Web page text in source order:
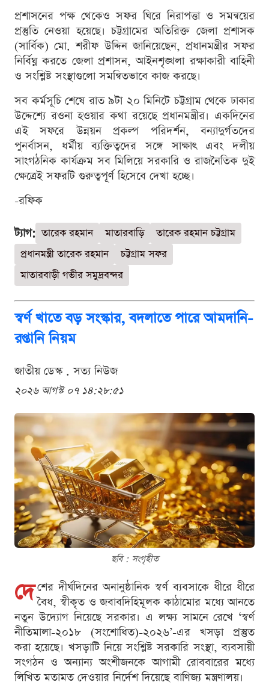
প্রশাসনের পক্ষ থেকেও সফর ঘিরে নিরাপত্তা ও সমন্বয়ের
প্রস্তুতি নেওয়া হয়েছে। চট্টগ্রামের অতিরিক্ত জেলা প্রশাসক
(সার্বিক) মো. শরীফ উদ্দিন জানিয়েছেন, প্রধানমন্ত্রীর সফর
নির্বিঘ্ন করতে জেলা প্রশাসন, আইনশৃঙ্খলা রক্ষাকারী বাহিনী
ও সংশ্লিষ্ট সংস্থাগুলো সমন্বিতভাবে কাজ করছে।
সব কর্মসূচি শেষে রাত ৯টা ২০ মিনিটে চট্টগ্রাম থেকে ঢাকার
উদ্দেশ্যে রওনা হওয়ার কথা রয়েছে প্রধানমন্ত্রীর। একদিনের
এই সফরে উন্নয়ন প্রকল্প পরিদর্শন, বন্যাদুর্গতদের
পুনর্বাসন, ধর্মীয় ব্যক্তিত্বদের সঙ্গে সাক্ষাৎ এবং দলীয়
সাংগঠনিক কার্যক্রম সব মিলিয়ে সরকারি ও রাজনৈতিক দুই
ক্ষেত্রেই সফরটি গুরুত্বপূর্ণ হিসেবে দেখা হচ্ছে।
-রফিক
ট্যাগ: তারেক রহমান মাতারবাড়ি
তারেক রহমান চট্টগ্রাম
প্রধানমন্ত্রী তারেক রহমান
চট্টগ্রাম সফর
মাতারবাড়ী গভীর সমুদ্রবন্দর
স্বর্ণ খাতে বড় সংস্কার, বদলাতে পারে আমদানি-
রপ্তানি নিয়ম
জাতীয় ডেস্ক . সত্য নিউজ
২০২৬ আগস্ট ০৭ ১৪:২৮:৫১
ছবি : সংগৃহীত
দে শের দীর্ঘদিনের অনানুষ্ঠানিক স্বর্ণ ব্যবসাকে ধীরে ধীরে
বৈধ, স্বীকৃত ও জবাবদিহিমূলক কাঠামোর মধ্যে আনতে
নতুন উদ্যোগ নিয়েছে সরকার। এ লক্ষ্য সামনে রেখে ‘স্বর্ণ
নীতিমালা-২০১৮ (সংশোধিত)-২০২৬’-এর খসড়া প্রস্তুত
করা হয়েছে। খসড়াটি নিয়ে সংশ্লিষ্ট সরকারি সংস্থা, ব্যবসায়ী
সংগঠন ও অন্যান্য অংশীজনকে আগামী রোববারের মধ্যে
লিখিত মতামত দেওয়ার নির্দেশ দিয়েছে বাণিজ্য মন্ত্রণালয়।